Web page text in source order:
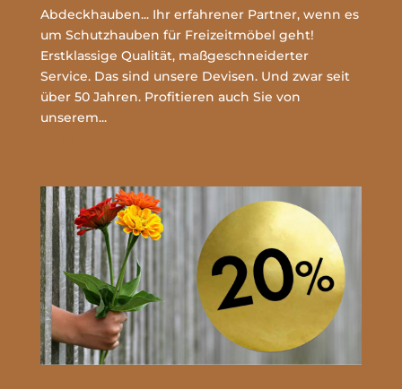
Abdeckhauben... Ihr erfahrener Partner, wenn es
um Schutzhauben für Freizeitmöbel geht!
Erstklassige Qualität, maßgeschneiderter
Service. Das sind unsere Devisen. Und zwar seit
über 50 Jahren. Profitieren auch Sie von
unserem...